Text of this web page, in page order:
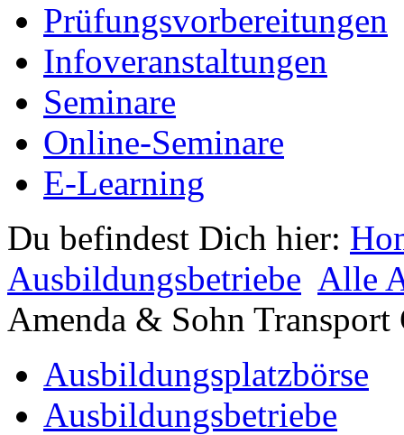
Prüfungsvorbereitungen
Infoveranstaltungen
Seminare
Online-Seminare
E-Learning
Du befindest Dich hier:
Ausbildungsbetriebe Alle
Amenda & Sohn Transport
Ausbildungsplatzbörse
Ausbildungsbetriebe